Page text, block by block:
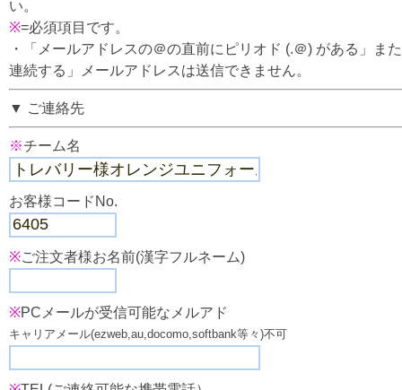
い。
※=必須項目です。
・「メールアドレスの＠の直前にピリオド (.＠) がある」ま
連続する」メールアドレスは送信できません。
▼ ご連絡先
※チーム名
お客様コードNo.
※ご注文者様お名前(漢字フルネーム)
※PCメールが受信可能なメルアド
キャリアメール(ezweb,au,docomo,softbank等々)不可